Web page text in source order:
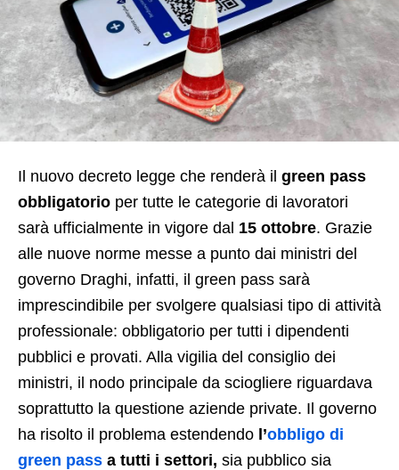
Il nuovo decreto legge che renderà il green pass
obbligatorio per tutte le categorie di lavoratori
sarà ufficialmente in vigore dal 15 ottobre. Grazie
alle nuove norme messe a punto dai ministri del
governo Draghi, infatti, il green pass sarà
imprescindibile per svolgere qualsiasi tipo di attività
professionale: obbligatorio per tutti i dipendenti
pubblici e provati. Alla vigilia del consiglio dei
ministri, il nodo principale da sciogliere riguardava
soprattutto la questione aziende private. Il governo
ha risolto il problema estendendo l’obbligo di
green pass a tutti i settori, sia pubblico sia